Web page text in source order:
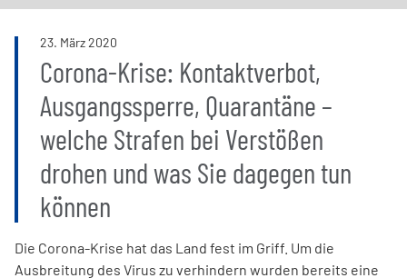
23. März2020
Corona-Krise: Kontaktverbot,
Ausgangssperre, Quarantäne –
welche Strafen bei Verstößen
drohen und was Sie dagegen tun
können
Die Corona-Krise hat das Land fest im Griff. Um die
Ausbreitung des Virus zu verhindern wurden bereits eine